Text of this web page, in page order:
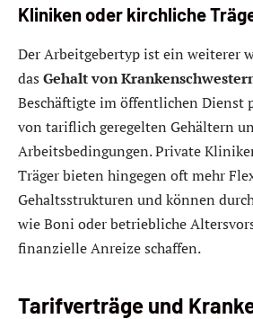
Kliniken oder kirchliche
Der Arbeitgebertyp ist ein weiterer
das Gehalt von
Beschäftigte im öffentlichen Dienst
von tariflich geregelten Gehältern
Arbeitsbedingungen. Private
Träger bieten hingegen oft mehr
Gehaltsstrukturen und können
wie Boni oder betriebliche
finanzielle Anreize schaffen.
Tarifverträge und